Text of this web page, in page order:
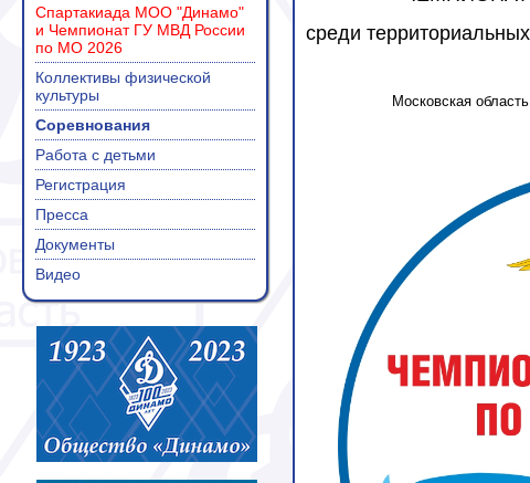
Спартакиада МОО "Динамо"
и Чемпионат ГУ МВД России
по МО 2026
Коллективы физической
культуры
Соревнования
Работа с детьми
Регистрация
Пресса
Документы
Видео
среди
Московская